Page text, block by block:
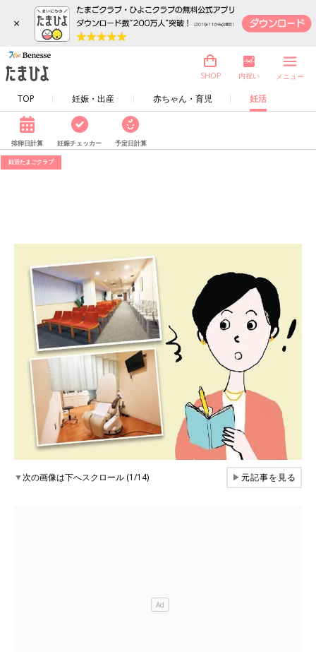
×
TOP 妊娠・出産 赤ちゃん・育児 妊活
SHOP 内祝い メニュー
排卵日計算 妊娠チェッカー 予定日計算
妊活たまごクラブ
▼次の画像は下へスクロール (1/14) ▶元記事を見る